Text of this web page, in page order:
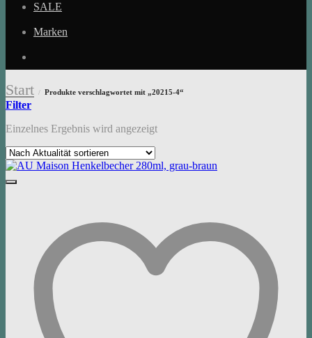
SALE
Marken
Start / Produkte verschlagwortet mit „20215-4“
Filter
Einzelnes Ergebnis wird angezeigt